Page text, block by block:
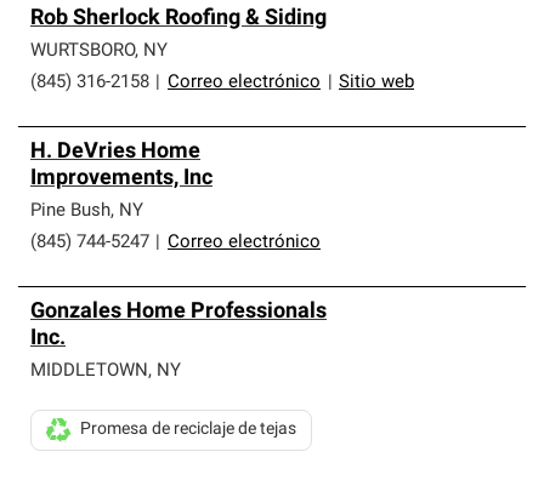
parte de una red exclusiva de profesionales de techos
que cumplen con altos estándares y requisitos estrictos
de profesionalismo y confiabilidad.
Rob Sherlock Roofing & Siding
WURTSBORO, NY
(845) 316-2158
Correo electrónico Sitio web
H. DeVries Home
Improvements, Inc
Pine Bush, NY
(845) 744-5247
Correo electrónico
Gonzales Home Professionals
Inc.
MIDDLETOWN, NY
Promesa de reciclaje de tejas